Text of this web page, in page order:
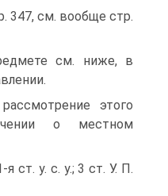
347, см. вообще стр.
см. ниже, в
этого
о местном
ст. у. с. у.; 3 ст. У. П.